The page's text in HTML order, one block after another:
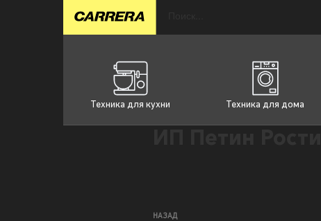
Техника для кухни Техника для дома
НАЗАД